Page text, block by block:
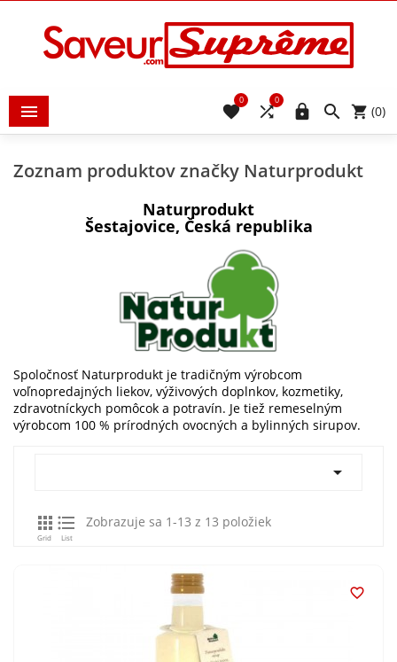
  (0)


0

0
Zoznam produktov značky Naturprodukt
Naturprodukt
Šestajovice, Česká republika
Spoločnosť Naturprodukt je tradičným výrobcom
voľnopredajných liekov, výživových doplnkov, kozmetiky,
zdravotníckych pomôcok a potravín. Je tiež remeselným
výrobcom 100 % prírodných ovocných a bylinných sirupov.


Grid

List
Zobrazuje sa 1-13 z 13 položiek
